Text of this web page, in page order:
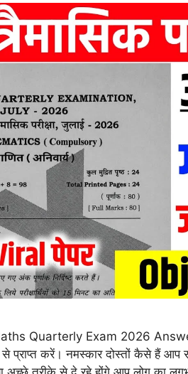
Quarterly Exam 2026 Answer
से प्राप्त करें। नमस्कार दोस्तों कैसे हैं आप